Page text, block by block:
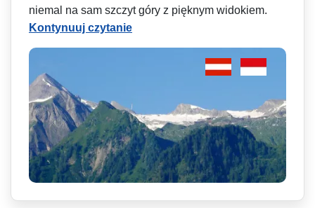
niemal na sam szczyt góry z pięknym widokiem.
Kontynuuj czytanie